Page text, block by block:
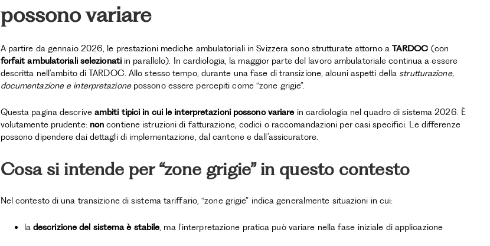
possono variare
A partire da gennaio 2026, le prestazioni mediche ambulatoriali in Svizzera sono strutturate attorno a TARDOC (con
forfait ambulatoriali selezionatiin parallelo). In cardiologia, la maggior parte del lavoro ambulatoriale continua a essere
descritta nell’ambito di TARDOC. Allo stesso tempo, durante una fase di transizione, alcuni aspetti della strutturazione,
documentazione e interpretazionepossono essere percepiti come “zone grigie”.
Questa pagina descrive ambiti tipici in cui le interpretazioni possono variarein cardiologia nel quadro di sistema 2026. È
volutamente prudente: non contiene istruzioni di fatturazione, codici o raccomandazioni per casi specifici. Le differenze
possono dipendere dai dettagli di implementazione, dal cantone e dall’assicuratore.
Cosa si intende per “zone grigie” in questo contesto
Nel contesto di una transizione di sistema tariffario, “zone grigie” indica generalmente situazioni in cui:
la descrizione del sistema è stabile, ma l’interpretazione pratica può variare nella fase iniziale di applicazione